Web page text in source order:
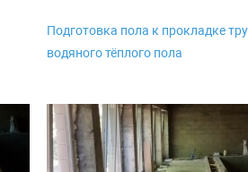
Подготовка пола к прокладке
водяного тёплого пола